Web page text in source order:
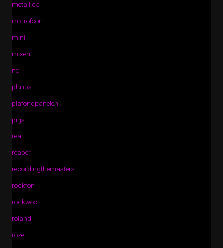
metallica
microfoon
mini
mixen
no
philips
plafondpanelen
prijs
real
reaper
recordingthemasters
rockfon
rockwool
roland
roze